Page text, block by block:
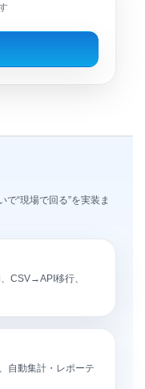
“現場で回る”を実装ま
CSV→API移行、
自動集計・レポーテ